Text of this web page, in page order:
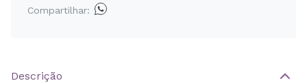
Compartilhar:
Descrição